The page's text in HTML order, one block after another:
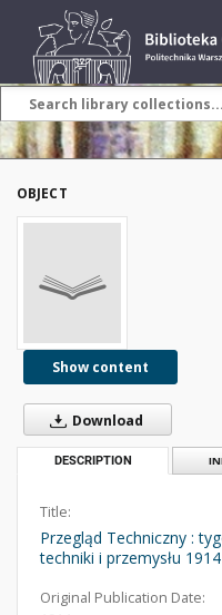
OBJECT
Show content
Download
DESCRIPTION
Title:
Przegląd Techniczny :
techniki i przemysłu
Original Publication Date: